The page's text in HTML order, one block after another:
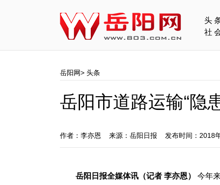
头
社
岳阳网> 头条
岳阳市道路运输“隐
作者：李亦恩 来源：岳阳日报 发布时间：2018
岳阳日报全媒体讯（记者 李亦恩）
今年